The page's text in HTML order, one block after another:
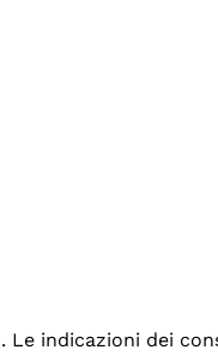
indicazioni dei